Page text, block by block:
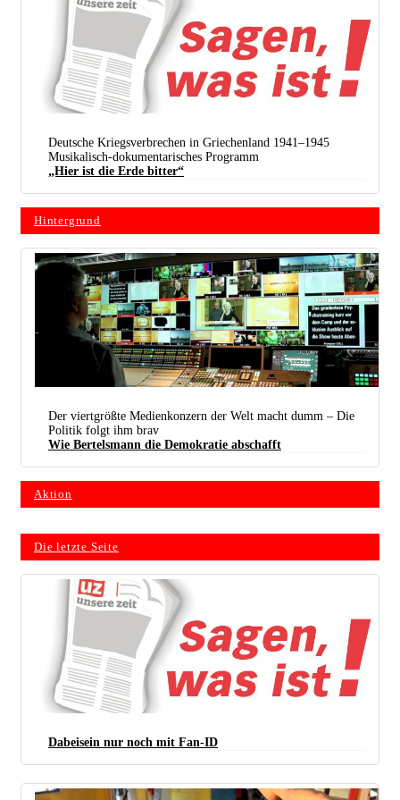
Deutsche Kriegsverbrechen in Griechenland 1941–1945
Musikalisch-dokumentarisches Programm
„Hier ist die Erde bitter“
Hintergrund
Regieraum Des Privatsenders Rtl
Der viertgrößte Medienkonzern der Welt macht dumm – Die
Politik folgt ihm brav
Wie Bertelsmann die Demokratie abschafft
Aktion
Die letzte Seite
Dabeisein nur noch mit Fan-ID